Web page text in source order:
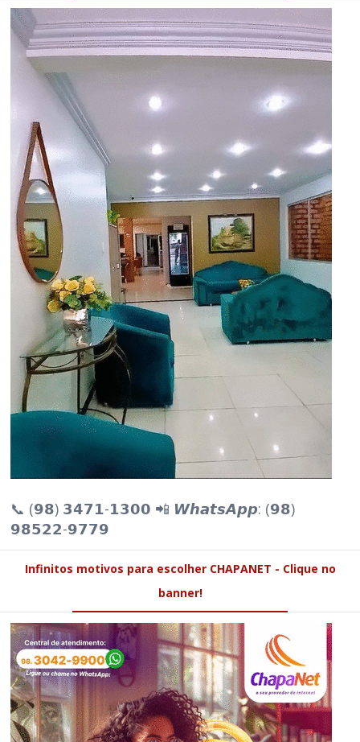
📞 (𝟵𝟴) 𝟯𝟰𝟳𝟭-𝟭𝟯𝟬𝟬 📲 𝙒𝙝𝙖𝙩𝙨𝘼𝙥𝙥: (𝟵𝟴)
𝟵𝟴𝟱𝟮𝟮-𝟵𝟳𝟳𝟵
Infinitos motivos para escolher CHAPANET - Clique no